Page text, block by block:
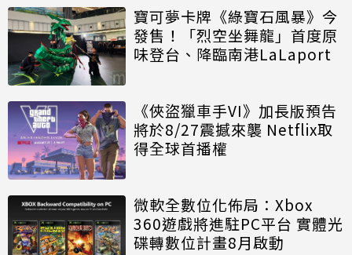
寶可夢卡牌《綠寶石風暴》今
發售！「烈空坐舞龍」首度原
味登台、降臨南港LaLaport
《俠盜獵車手VI》加長版預告
將於8/27震撼來襲 Netflix取
得全球首播權
微軟全數位化佈局：Xbox
360遊戲將進駐PC平台 實體光
碟轉數位計畫8月啟動